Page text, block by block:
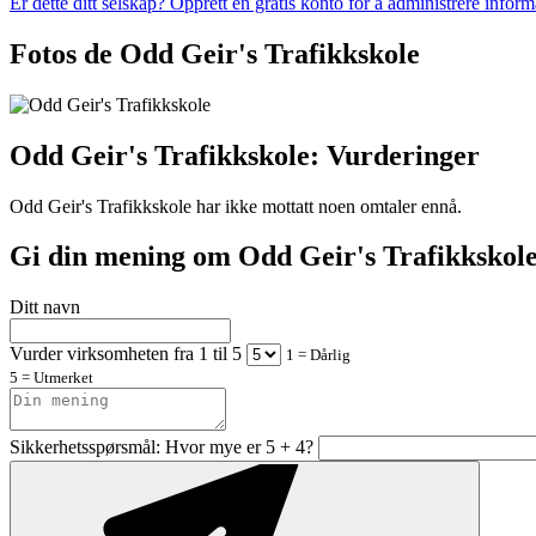
Fotos de Odd Geir's Trafikkskole
Odd Geir's Trafikkskole: Vurderinger
Odd Geir's Trafikkskole har ikke mottatt noen omtaler ennå.
Gi din mening om Odd Geir's
Ditt navn
Vurder virksomheten fra 1 til 5
1 = Dårlig
5 = Utmerket
Sikkerhetsspørsmål: Hvor mye er 5 + 4?